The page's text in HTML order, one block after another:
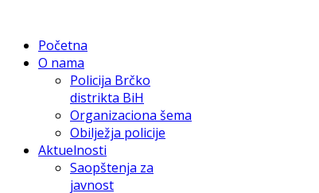
Početna
O nama
Policija Brčko
distrikta BiH
Organizaciona šema
Obilježja policije
Aktuelnosti
Saopštenja za
javnost